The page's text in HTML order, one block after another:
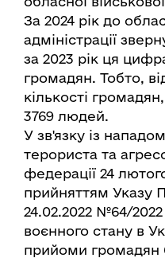
За 2024 рік до
адміністрації
за 2023 рік ця
громадян. Тобто,
кількості
3769 людей.
У зв'язку із
терориста та
федерації 24
прийняттям Указу
24.02.2022 №64/
воєнного стану в
прийоми громадян